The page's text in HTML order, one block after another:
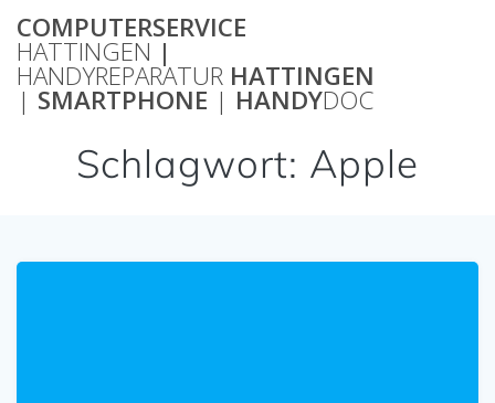
COMPUTERSERVICE
HATTINGEN |
HANDYREPARATUR HATTINGEN
| SMARTPHONE | HANDYDOC
Schlagwort: Apple